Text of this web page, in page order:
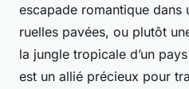
escapade romantique dans
ruelles pavées, ou plutôt
la jungle tropicale d’un
est un allié précieux pour